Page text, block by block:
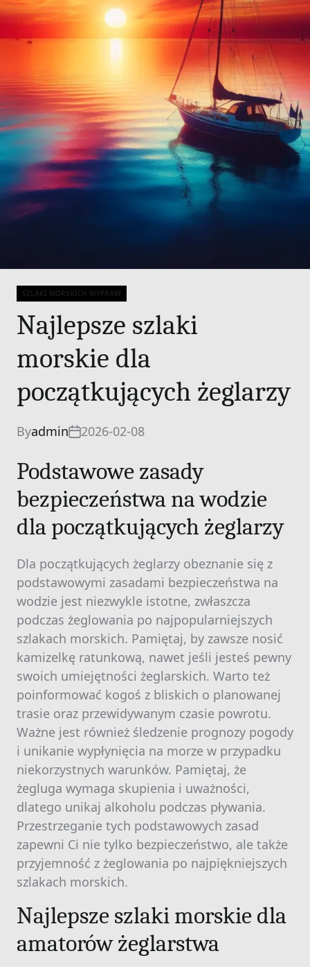
Categories
SZLAKI MORSKICH WYPRAW
Najlepsze szlaki
morskie dla
początkujących żeglarzy
Byadmin 2026-02-08
Podstawowe zasady
bezpieczeństwa na wodzie
dla początkujących żeglarzy
Dla początkujących żeglarzy obeznanie się z
podstawowymi zasadami bezpieczeństwa na
wodzie jest niezwykle istotne, zwłaszcza
podczas żeglowania po najpopularniejszych
szlakach morskich. Pamiętaj, by zawsze nosić
kamizelkę ratunkową, nawet jeśli jesteś pewny
swoich umiejętności żeglarskich. Warto też
poinformować kogoś z bliskich o planowanej
trasie oraz przewidywanym czasie powrotu.
Ważne jest również śledzenie prognozy pogody
i unikanie wypłynięcia na morze w przypadku
niekorzystnych warunków. Pamiętaj, że
żegluga wymaga skupienia i uważności,
dlatego unikaj alkoholu podczas pływania.
Przestrzeganie tych podstawowych zasad
zapewni Ci nie tylko bezpieczeństwo, ale także
przyjemność z żeglowania po najpiękniejszych
szlakach morskich.
Najlepsze szlaki morskie dla
amatorów żeglarstwa